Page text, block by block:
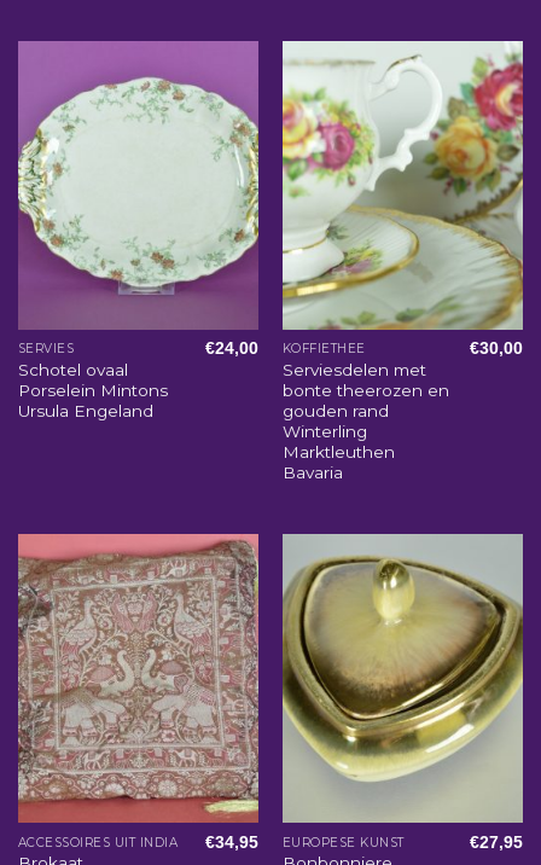
SERVIES
Schotel ovaal
Porselein Mintons
Ursula Engeland
€24,00 KOFFIETHEE
Serviesdelen met
bonte theerozen en
gouden rand
Winterling
Marktleuthen
Bavaria
€30,00
ACCESSOIRES UIT INDIA €34,95 EUROPESE KUNST €27,95